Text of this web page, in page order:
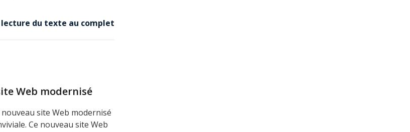
du texte au complet
Web modernisé
site Web modernisé
Ce nouveau site Web